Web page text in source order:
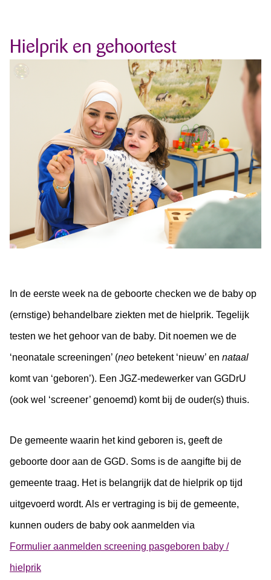
Hielprik en gehoortest
In de eerste week na de geboorte checken we de baby op
(ernstige) behandelbare ziekten met de hielprik. Tegelijk
testen we het gehoor van de baby. Dit noemen we de
‘neonatale screeningen’ (neo betekent ‘nieuw’ en nataal
komt van ‘geboren’). Een JGZ-medewerker van GGDrU
(ook wel ‘screener’ genoemd) komt bij de ouder(s) thuis.
De gemeente waarin het kind geboren is, geeft de
geboorte door aan de GGD. Soms is de aangifte bij de
gemeente traag. Het is belangrijk dat de hielprik op tijd
uitgevoerd wordt. Als er vertraging is bij de gemeente,
kunnen ouders de baby ook aanmelden via
Formulier aanmelden screening pasgeboren baby /
hielprik